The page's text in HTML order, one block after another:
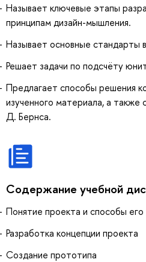
Называет ключевые этапы
принципам дизайн-мышления.
Называет основные стандарты
Решает задачи по подсчёту
Предлагает способы решения
изученного материала, а также
Д. Бернса.
Содержание учебной
Понятие проекта и способы его
Разработка концепции проекта
Создание прототипа